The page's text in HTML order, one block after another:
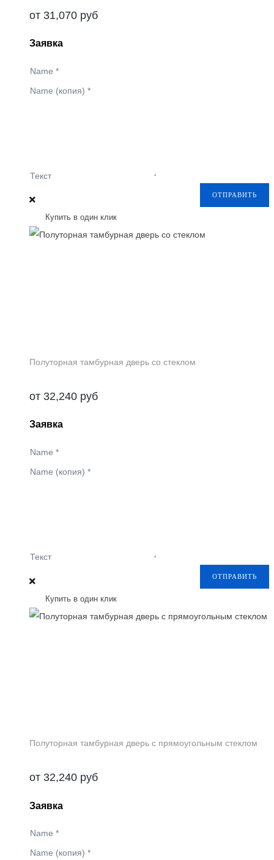
от 31,070 руб
Заявка
Name *
Name (копия) *
Текст
ОТПРАВИТЬ
Купить в один клик
Полуторная тамбурная дверь со стеклом
от 32,240 руб
Заявка
Name *
Name (копия) *
Текст
ОТПРАВИТЬ
Купить в один клик
Полуторная тамбурная дверь с прямоугольным стеклом
от 32,240 руб
Заявка
Name *
Name (копия) *